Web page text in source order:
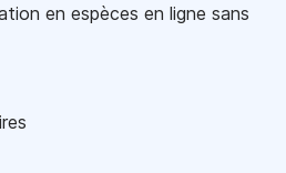
en espèces en ligne sans